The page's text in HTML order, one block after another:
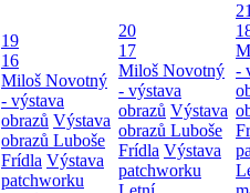
19
16
Miloš Novotný
- výstava
obrazů Výstava
obrazů Luboše
Frídla Výstava
patchworku
20
17
Miloš Novotný
- výstava
obrazů Výstava
obrazů Luboše
Frídla Výstava
patchworku
-